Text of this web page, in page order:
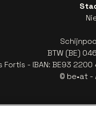
BTW (BE)
Fortis - IBAN: BE93 2200
© be•at -